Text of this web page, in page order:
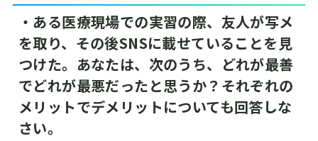
・ある医療現場での実習の際、友人が写メ
を取り、その後SNSに載せていることを見
つけた。あなたは、次のうち、どれが最善
でどれが最悪だったと思うか？それぞれの
メリットでデメリットについても回答しな
さい。